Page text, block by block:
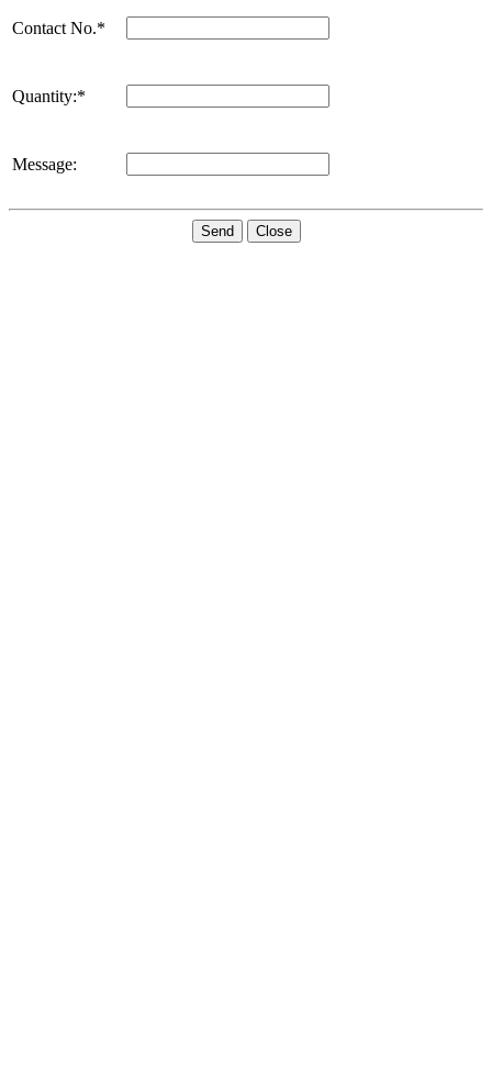
Contact No.*
Quantity:*
Message:
Send Close